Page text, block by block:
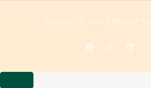
Copyright © 2026 | Biofood